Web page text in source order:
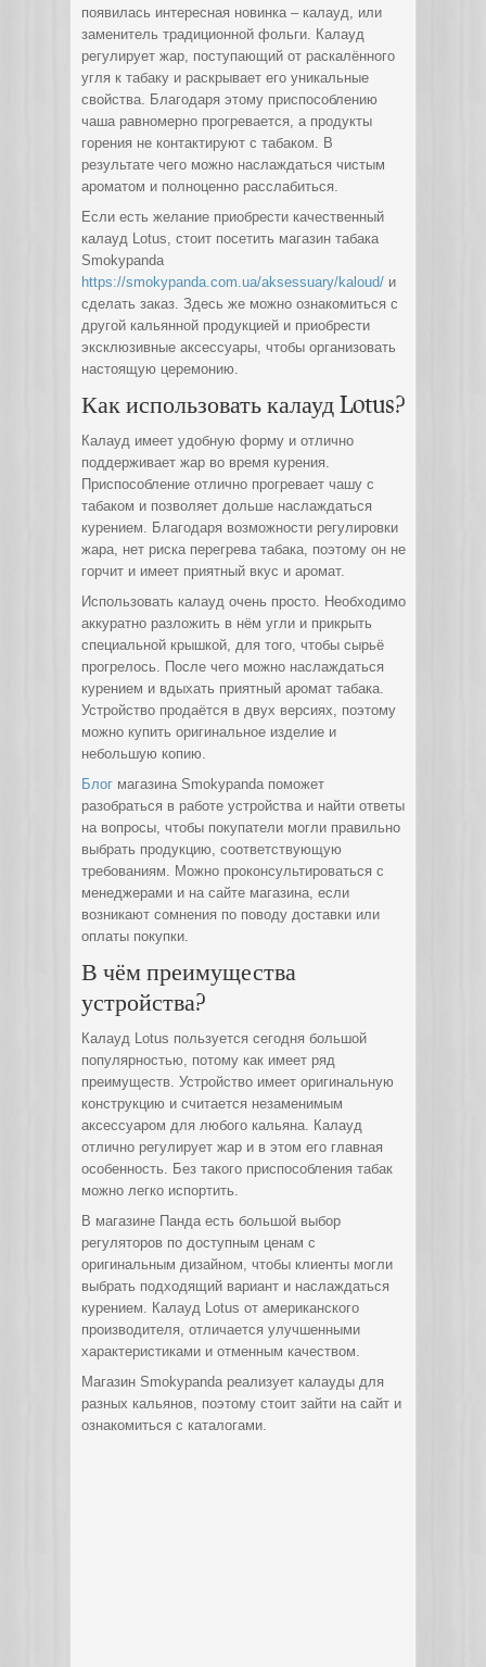
появилась интересная новинка – калауд, или
заменитель традиционной фольги. Калауд
регулирует жар, поступающий от раскалённого
угля к табаку и раскрывает его уникальные
свойства. Благодаря этому приспособлению
чаша равномерно прогревается, а продукты
горения не контактируют с табаком. В
результате чего можно наслаждаться чистым
ароматом и полноценно расслабиться.
Если есть желание приобрести качественный
калауд Lotus, стоит посетить магазин табака
Smokypanda
https://smokypanda.com.ua/aksessuary/kaloud/ и
сделать заказ. Здесь же можно ознакомиться с
другой кальянной продукцией и приобрести
эксклюзивные аксессуары, чтобы организовать
настоящую церемонию.
Как использовать калауд Lotus?
Калауд имеет удобную форму и отлично
поддерживает жар во время курения.
Приспособление отлично прогревает чашу с
табаком и позволяет дольше наслаждаться
курением. Благодаря возможности регулировки
жара, нет риска перегрева табака, поэтому он не
горчит и имеет приятный вкус и аромат.
Использовать калауд очень просто. Необходимо
аккуратно разложить в нём угли и прикрыть
специальной крышкой, для того, чтобы сырьё
прогрелось. После чего можно наслаждаться
курением и вдыхать приятный аромат табака.
Устройство продаётся в двух версиях, поэтому
можно купить оригинальное изделие и
небольшую копию.
Блог магазина Smokypanda поможет
разобраться в работе устройства и найти ответы
на вопросы, чтобы покупатели могли правильно
выбрать продукцию, соответствующую
требованиям. Можно проконсультироваться с
менеджерами и на сайте магазина, если
возникают сомнения по поводу доставки или
оплаты покупки.
В чём преимущества
устройства?
Калауд Lotus пользуется сегодня большой
популярностью, потому как имеет ряд
преимуществ. Устройство имеет оригинальную
конструкцию и считается незаменимым
аксессуаром для любого кальяна. Калауд
отлично регулирует жар и в этом его главная
особенность. Без такого приспособления табак
можно легко испортить.
В магазине Панда есть большой выбор
регуляторов по доступным ценам с
оригинальным дизайном, чтобы клиенты могли
выбрать подходящий вариант и наслаждаться
курением. Калауд Lotus от американского
производителя, отличается улучшенными
характеристиками и отменным качеством.
Магазин Smokypanda реализует калауды для
разных кальянов, поэтому стоит зайти на сайт и
ознакомиться с каталогами.